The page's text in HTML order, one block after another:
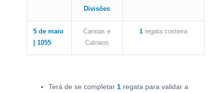
Divisões
5 de maio
| 1055
Canoas e
Catraios
1 regata costeira
Terá de se completar 1regata para validar a